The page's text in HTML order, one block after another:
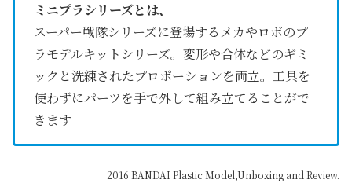
ミニプラシリーズとは、
スーパー戦隊シリーズに登場するメカやロボのプ
ラモデルキットシリーズ。変形や合体などのギミ
ックと洗練されたプロポーションを両立。工具を
使わずにパーツを手で外して組み立てることがで
きます
2016 BANDAI Plastic Model,Unboxing and Review.